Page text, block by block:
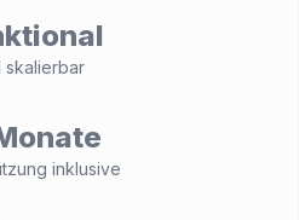
skalierbar
inklusive